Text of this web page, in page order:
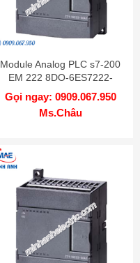
Module Analog PLC s7-200
EM 222 8DO-6ES7222-
1EF22-0XA0
Gọi ngay: 0909.067.950
Ms.Châu